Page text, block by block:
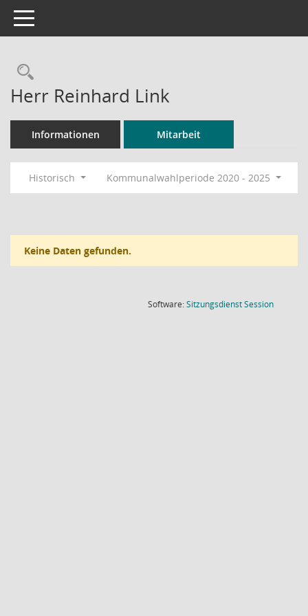
Toggle navigation
Rechercheauswahl
Herr Reinhard Link
Informationen Mitarbeit
Historisch Kommunalwahlperiode 2020 - 2025
Keine Daten gefunden.
Software:SitzungsdienstSession(Wird in